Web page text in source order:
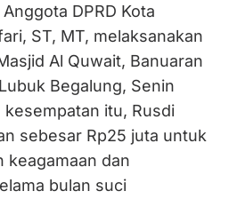
Anggota DPRD Kota
ST, MT, melaksanakan
Al Quwait, Banuaran
Begalung, Senin
kesempatan itu, Rusdi
sebesar Rp25 juta untuk
keagamaan dan
bulan suci